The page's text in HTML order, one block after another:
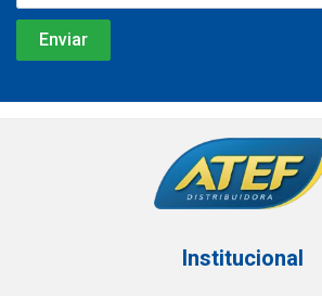
Institucional